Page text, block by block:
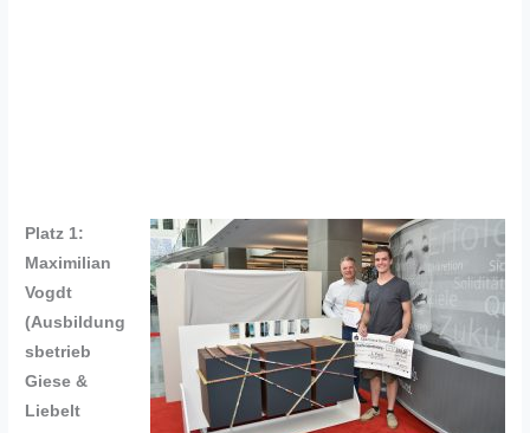
Platz 1:
Maximilian
Vogdt
(Ausbildung
sbetrieb
Giese &
Liebelt